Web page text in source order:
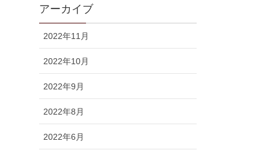
アーカイブ
2022年11月
2022年10月
2022年9月
2022年8月
2022年6月